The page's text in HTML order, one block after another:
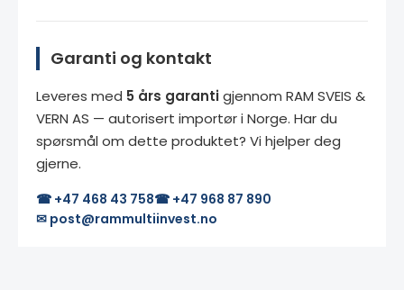
Garanti og kontakt
Leveres med 5 års garantigjennom RAM SVEIS &
VERN AS — autorisert importør i Norge. Har du
spørsmål om dette produktet? Vi hjelper deg
gjerne.
☎ +47 468 43 758☎ +47 968 87 890
✉ post@rammultiinvest.no